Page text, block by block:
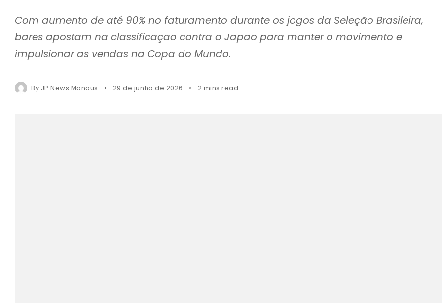
Com aumento de até 90% no faturamento durante os jogos da Seleção Brasileira,
bares apostam na classificação contra o Japão para manter o movimento e
impulsionar as vendas na Copa do Mundo.
By JP News Manaus 29 de junho de 2026 2 mins read